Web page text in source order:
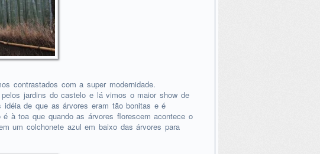
contrastados com a super modernidade.
jardins do castelo e lá vimos o maior show de
de que as árvores eram tão bonitas e é
é à toa que quando as árvores florescem acontece o
um colchonete azul em baixo das árvores para